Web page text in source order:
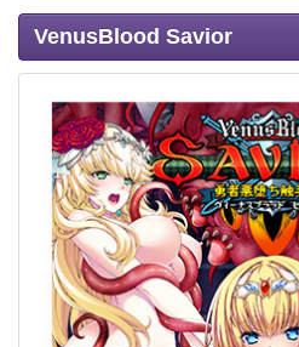
VenusBlood Savior